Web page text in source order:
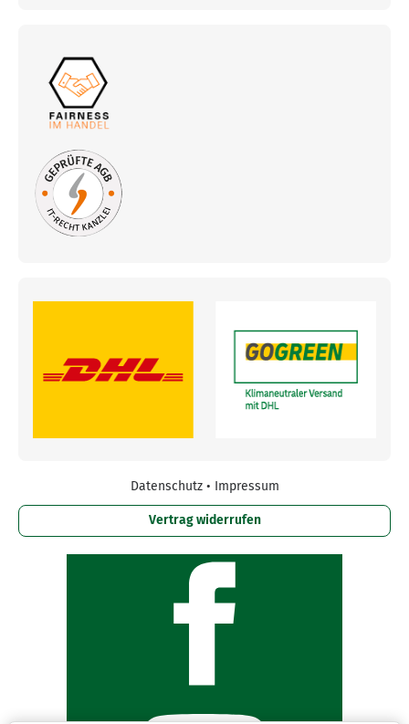
Datenschutz • Impressum
Vertrag widerrufen